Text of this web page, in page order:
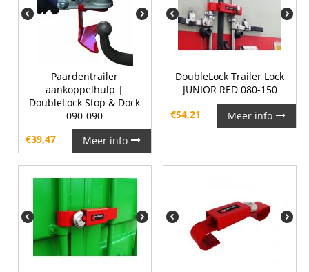
Paardentrailer
aankoppelhulp |
DoubleLock Stop & Dock
090-090
€39,47 Meer info
DoubleLock Trailer Lock
JUNIOR RED 080-150
€54,21 Meer info